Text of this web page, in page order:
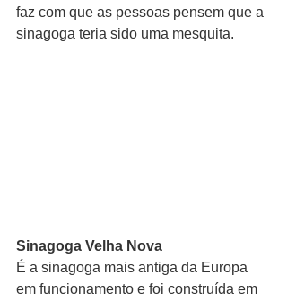
faz com que as pessoas pensem que a
sinagoga teria sido uma mesquita.
Sinagoga Velha Nova
É a sinagoga mais antiga da Europa
em funcionamento e foi construída em